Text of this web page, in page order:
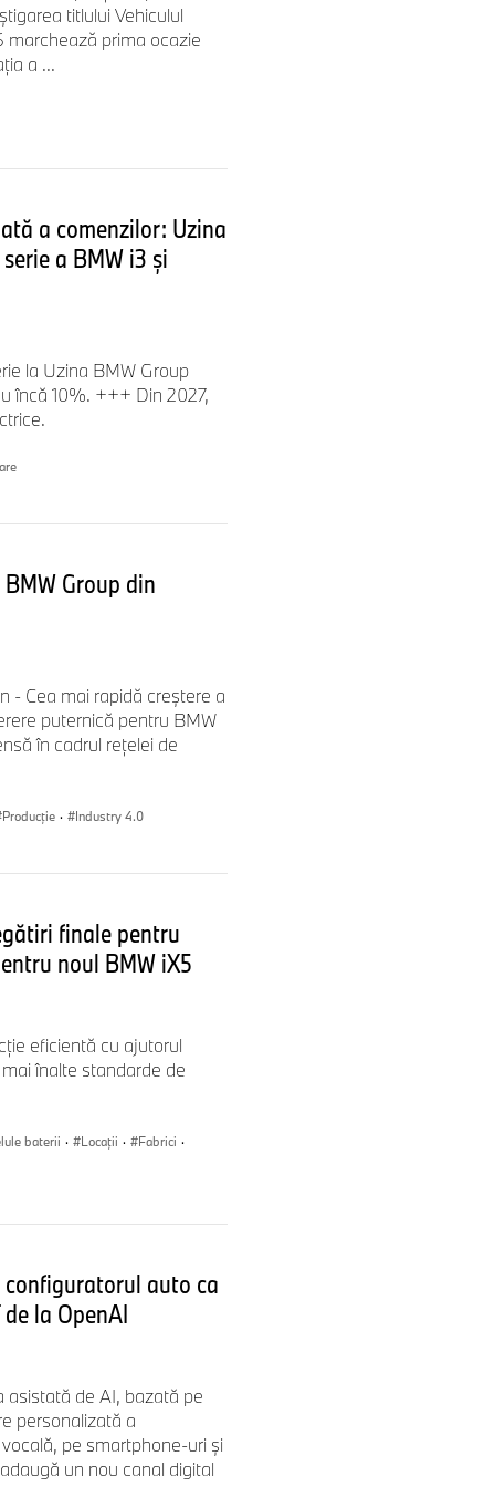
industriei pentru
noului BMW iX3
a dezvoltării
secundare, selecţia
care se va reflecta în
de Adrian van
- atemporală, dar
a Neue Klasse
ale companiei.
utilizator, cu rezultate
oferă informaţii ample
de modele.
titlului Vehiculul
marchează prima ocazie
a ...
a comenzilor: Uzina
a BMW i3 și
la Uzina BMW Group
încă 10%. +++ Din 2027,
Group din
- Cea mai rapidă creștere a
puternică pentru BMW
în cadrul rețelei de
Producţie · Industry 4.0
finale pentru
noul BMW iX5
eficientă cu ajutorul
înalte standarde de
baterii · Locații · Fabrici ·
auto ca
la OpenAI
asistată de AI, bazată pe
personalizată a
pe smartphone-uri și
un nou canal digital